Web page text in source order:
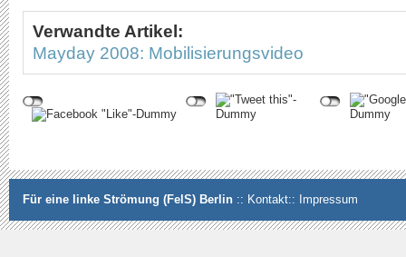
Verwandte Artikel:
Mayday 2008: Mobilisierungsvideo
Für eine linke Strömung (FelS) Berlin :: Kontakt:: Impressum